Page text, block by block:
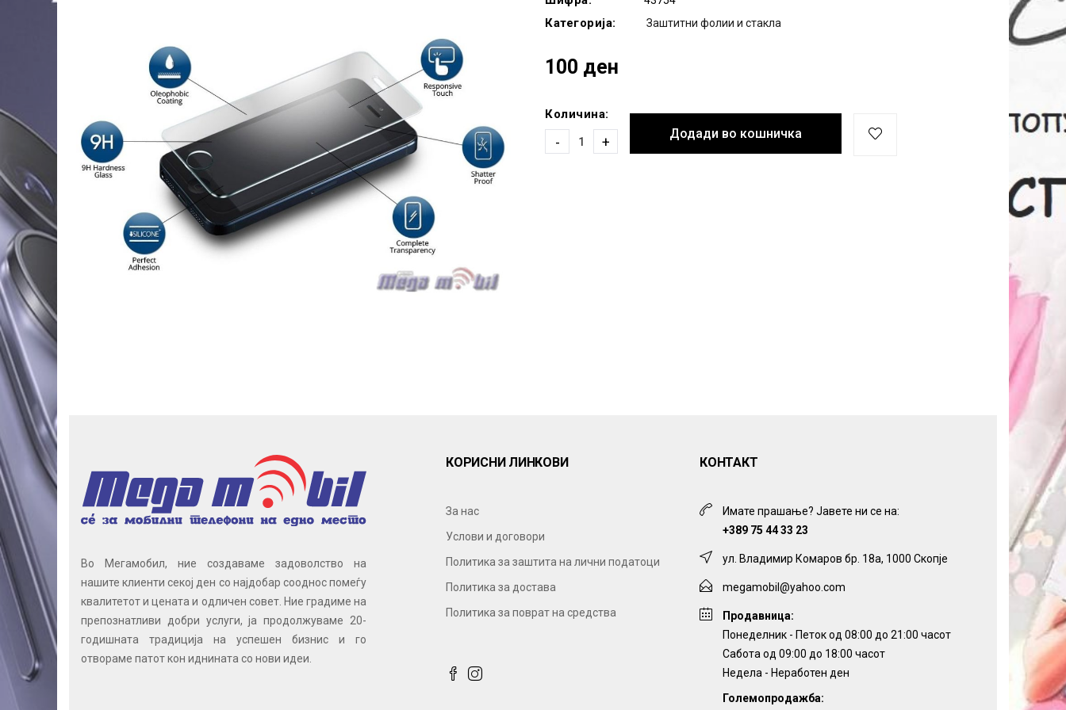
Категорија: Заштитни фолии и стакла
100 ден
Количина:
- +
Додади во кошничка
Во Мегамобил, ние создаваме задоволство на
нашите клиенти секој ден со најдобар сооднос помеѓу
квалитетот и цената и одличен совет. Ние градиме на
препознатливи добри услуги, ја продолжуваме 20-
годишната традиција на успешен бизнис и го
отвораме патот кон иднината со нови идеи.
КОРИСНИ ЛИНКОВИ
За нас
Услови и договори
Политика за заштита на лични податоци
Политика за достава
Политика за поврат на средства
КОНТАКТ
Имате прашање? Јавете ни се на:
+389 75 44 33 23
ул. Владимир Комаров бр. 18а, 1000 Скопје
megamobil@yahoo.com
Продавница:
Понеделник - Петок од 08:00 до 21:00 часот
Сабота од 09:00 до 18:00 часот
Недела - Неработен ден
Големопродажба: